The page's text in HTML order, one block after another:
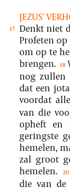
JEZUS'
17 Denkt niet
Profeten
om op te
brengen. 18
nog zullen
dat een
voordat
van die
opheft en
geringste
hemelen,
zal groot
hemelen.
20
die van de